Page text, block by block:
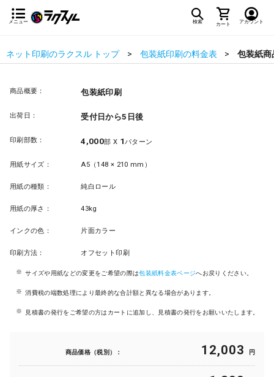
メニュー 検索 カート アカウント
ネット印刷のラクスル トップ 包装紙印刷の料金表 包装紙商
商品概要： 包装紙印刷
出荷日： 受付日から5日後
印刷部数： 4,000部 X 1パターン
用紙サイズ： A5（148 × 210 mm）
用紙の種類： 純白ロール
用紙の厚さ： 43kg
インクの色： 片面カラー
印刷方法： オフセット印刷
サイズや用紙などの変更をご希望の際は包装紙料金表ページへお戻りください。
消費税の端数処理により最終的な合計額と異なる場合があります。
見積書の発行をご希望の方はカートに追加し、見積書の発行をお願いいたします。
商品価格（税別）： 12,003 円